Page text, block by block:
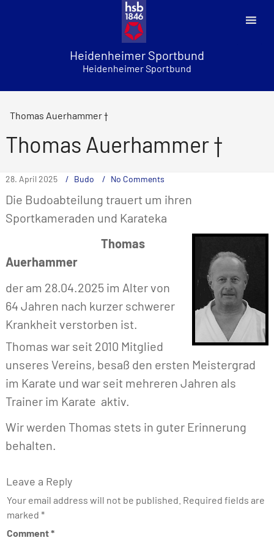
Heidenheimer Sportbund
Heidenheimer Sportbund
Thomas Auerhammer †
Thomas Auerhammer †
28. April 2025 Budo No Comments
Die Budoabteilung trauert um ihren
Sportkameraden und Karateka
Thomas
Auerhammer
der am 28.04.2025 im Alter von
64 Jahren nach kurzer schwerer
Krankheit verstorben ist.
Thomas war seit 2010 Mitglied
unseres Vereins, besaß den ersten Meistergrad
im Karate und war seit mehreren Jahren als
Trainer im Karate aktiv.
Wir werden Thomas stets in guter Erinnerung
behalten.
Leave a Reply
Your email address will not be published. Required fields are
marked *
Comment*